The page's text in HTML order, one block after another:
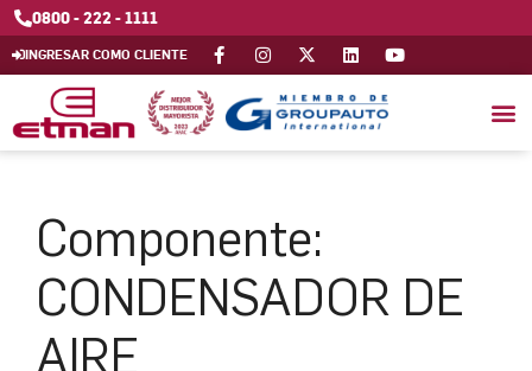
0800 - 222 - 1111
INGRESAR COMO CLIENTE
Componente:
CONDENSADOR DE
AIRE